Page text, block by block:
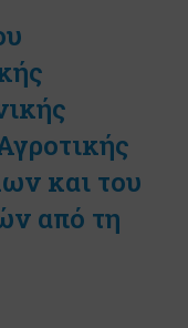
και του
από τη